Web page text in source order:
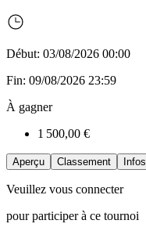
Début: 03/08/2026 00:00
Fin: 09/08/2026 23:59
À gagner
1 500,00 €
Aperçu Classement Infos
Veuillez vous connecter
pour participer à ce tournoi